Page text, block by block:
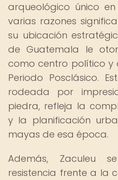
arqueológico único
varias razones
su ubicación
de Guatemala le
como centro político y
Periodo Posclásico.
rodeada por
piedra, refleja la
y la planificación
mayas de esa época.
Además, Zaculeu
resistencia frente a la